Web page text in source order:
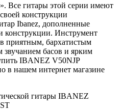
Все гитары этой серии имеют
конструкции
Ibanez, дополненные
конструкции. Инструмент
приятным, бархатистым
басов и ярким
IBANEZ V50NJP
нашем интернет магазине
гитары IBANEZ